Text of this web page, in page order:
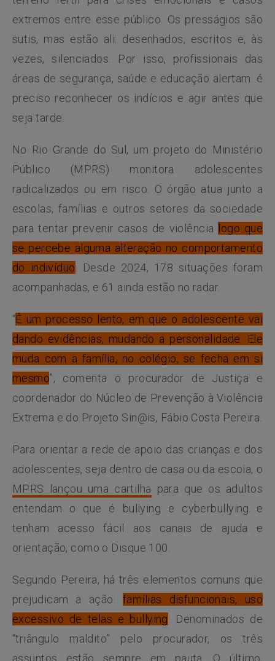
extremos entre esse público. Os presságios são
sutis, mas estão ali: desenhados, escritos e, às
vezes, silenciados. Por isso, profissionais das
áreas de segurança, saúde e educação alertam: é
preciso reconhecer os indícios e agir antes que
seja tarde.
No Rio Grande do Sul, um projeto do Ministério
Público (MPRS) monitora adolescentes
radicalizados ou em risco. O órgão atua junto a
escolas, famílias e outros setores da sociedade
para tentar prevenir casos de violência
logo que
se percebe alguma alteração no comportamento
do indivíduo . Desde 2024, 178 situações foram
acompanhadas, e 61 ainda estão no radar.
“É um processo lento, em que o adolescente vai
dando evidências, mudando a personalidade. Ele
muda com a família, no colégio, se fecha em si
mesmo”, comenta o procurador de Justiça e
coordenador do Núcleo de Prevenção à Violência
Extrema e do Projeto Sin@is, Fábio Costa Pereira.
Para orientar a rede de apoio das crianças e dos
adolescentes, seja dentro de casa ou da escola, o
MPRS lançou uma cartilha para que os adultos
entendam o que é bullying e cyberbullying e
tenham acesso fácil aos canais de ajuda e
orientação, como o Disque 100.
Segundo Pereira, há três elementos comuns que
prejudicam a ação:famílias disfuncionais, uso
excessivo de telas e bullying . Denominados de
“triângulo maldito” pelo procurador, os três
assuntos estão sempre em pauta. O último,